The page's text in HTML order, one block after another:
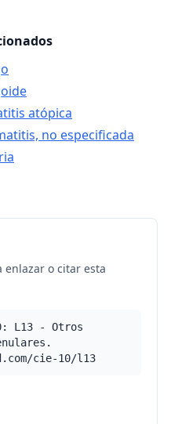
atópica
no especificada
enlazar o citar esta
L13 - Otros
cie-10/l13